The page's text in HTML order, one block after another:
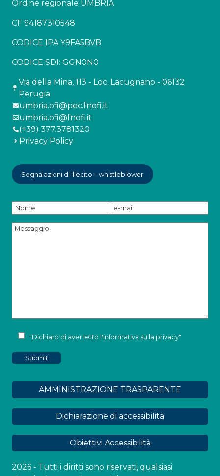
Ordine regionale UMBRIA
CF 94187310548
CODICE IPA Y9FA5BVB
CODICE SDI: GGN0N0
Via della Mina, 113 - Loc. Lacugnano - 06132
Perugia
umbria.ofi@pec.fnofi.it
umbria.ofi@fnofi.it
(+39) 377.3781320
Privacy Policy
Segnalazioni di illecito – whistleblower
"Dichiaro di aver letto l'informativa sulla privacy"
AMMINISTRAZIONE TRASPARENTE
Dichiarazione di accessibilità
Obiettivi Accessibilità
2026 - Tutti i diritti sono riservati, qualsiasi